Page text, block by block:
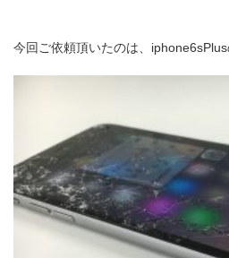
今回ご依頼頂いたのは、iphone6sPlus